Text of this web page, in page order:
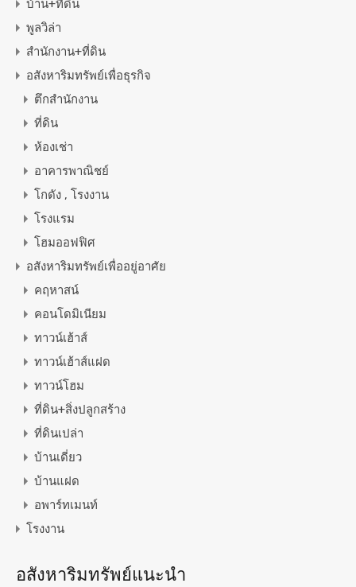
บ้าน+ที่ดิน
พูลวิล่า
สำนักงาน+ที่ดิน
อสังหาริมทรัพย์เพื่อธุรกิจ
ตึกสำนักงาน
ที่ดิน
ห้องเช่า
อาคารพาณิชย์
โกดัง , โรงงาน
โรงแรม
โฮมออฟฟิศ
อสังหาริมทรัพย์เพื่ออยู่อาศัย
คฤหาสน์
คอนโดมิเนียม
ทาวน์เฮ้าส์
ทาวน์เฮ้าส์แฝด
ทาวน์โฮม
ที่ดิน+สิ่งปลูกสร้าง
ที่ดินเปล่า
บ้านเดี่ยว
บ้านแฝด
อพาร์ทเมนท์
โรงงาน
อสังหาริมทรัพย์แนะนำ